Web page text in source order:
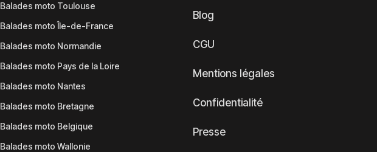
Balades moto Toulouse
Balades moto Île-de-France
Balades moto Normandie
Balades moto Pays de la Loire
Balades moto Nantes
Balades moto Bretagne
Balades moto Belgique
Balades moto Wallonie
Blog
CGU
Mentions légales
Confidentialité
Presse